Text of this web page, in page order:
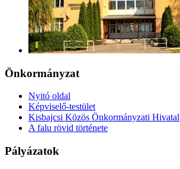
Önkormányzat
Nyitó oldal
Képviselő-testület
Kisbajcsi Közös Önkormányzati Hivatal
A falu rövid története
Pályázatok